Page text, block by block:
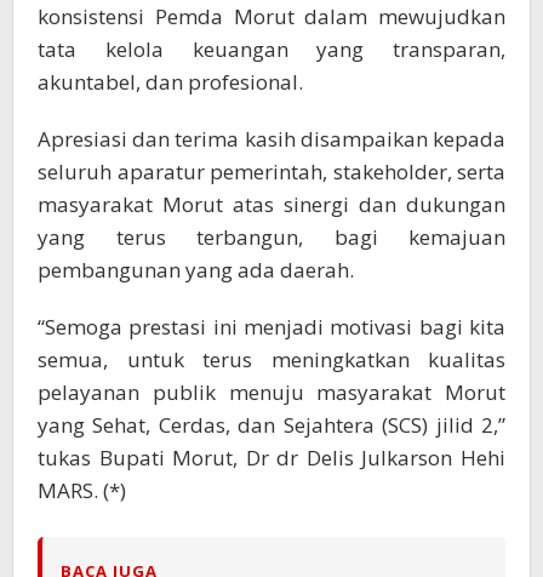
konsistensi Pemda Morut dalam mewujudkan
tata kelola keuangan yang transparan,
akuntabel, dan profesional.
Apresiasi dan terima kasih disampaikan kepada
seluruh aparatur pemerintah, stakeholder, serta
masyarakat Morut atas sinergi dan dukungan
yang terus terbangun, bagi kemajuan
pembangunan yang ada daerah.
“Semoga prestasi ini menjadi motivasi bagi kita
semua, untuk terus meningkatkan kualitas
pelayanan publik menuju masyarakat Morut
yang Sehat, Cerdas, dan Sejahtera (SCS) jilid 2,”
tukas Bupati Morut, Dr dr Delis Julkarson Hehi
MARS. (*)
BACA JUGA